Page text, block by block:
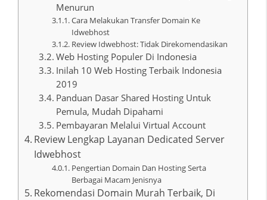
Menurun
Cara Melakukan Transfer Domain Ke
Idwebhost
Review Idwebhost: Tidak Direkomendasikan
Web Hosting Populer Di Indonesia
Inilah 10 Web Hosting Terbaik Indonesia
2019
Panduan Dasar Shared Hosting Untuk
Pemula, Mudah Dipahami
Pembayaran Melalui Virtual Account
Review Lengkap Layanan Dedicated Server
Idwebhost
Pengertian Domain Dan Hosting Serta
Berbagai Macam Jenisnya
Rekomendasi Domain Murah Terbaik, Di